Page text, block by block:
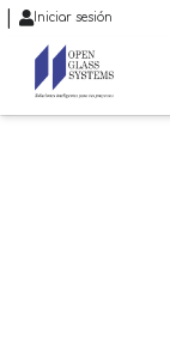
Iniciar sesión